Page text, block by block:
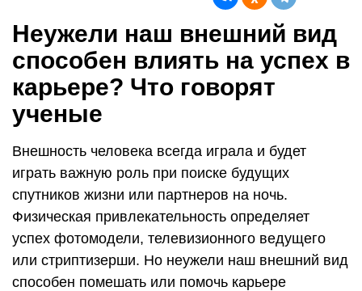
Неужели наш внешний вид
способен влиять на успех в
карьере? Что говорят
ученые
Внешность человека всегда играла и будет
играть важную роль при поиске будущих
спутников жизни или партнеров на ночь.
Физическая привлекательность определяет
успех фотомодели, телевизионного ведущего
или стриптизерши. Но неужели наш внешний вид
способен помешать или помочь карьере